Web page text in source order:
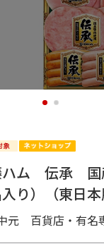
1 2
ハム 伝承 国
り）（東日本
元 百貨店・有名